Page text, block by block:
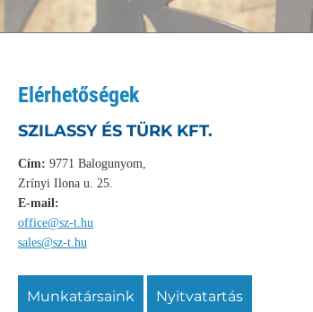
Elérhetőségek
SZILASSY ÉS TÜRK KFT.
Cím: 9771 Balogunyom,
Zrínyi Ilona u. 25.
E-mail:
office@sz-t.hu
sales@sz-t.hu
munkatársaink nyitvatartás